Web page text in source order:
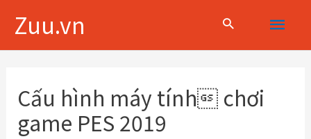
Zuu.vn
Main
Menu
Cấu hình máy tính chơi
game PES 2019
bài